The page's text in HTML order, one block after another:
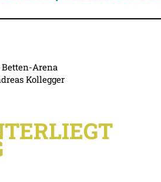
Betten-Arena
Kollegger